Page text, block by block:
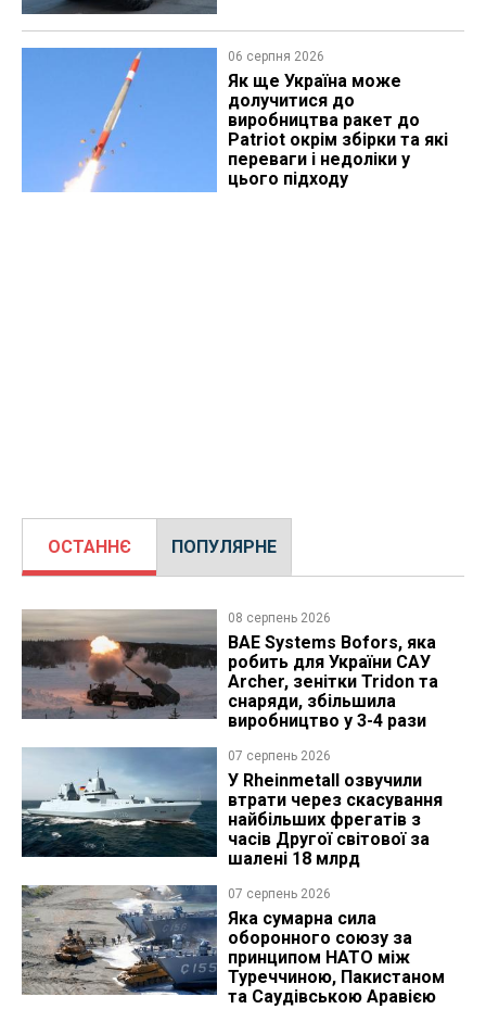
06 серпня 2026
Як ще Україна може
долучитися до
виробництва ракет до
Patriot окрім збірки та які
переваги і недоліки у
цього підходу
ОСТАННЄ ПОПУЛЯРНЕ
08 серпень 2026
BAE Systems Bofors, яка
робить для України САУ
Archer, зенітки Tridon та
снаряди, збільшила
виробництво у 3-4 рази
07 серпень 2026
У Rheinmetall озвучили
втрати через скасування
найбільших фрегатів з
часів Другої світової за
шалені 18 млрд
07 серпень 2026
Яка сумарна сила
оборонного союзу за
принципом НАТО між
Туреччиною, Пакистаном
та Саудівською Аравією